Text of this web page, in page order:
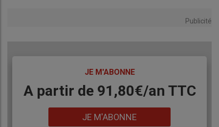
Publicité
JE M'ABONNE
Body
A partir de 91,80€/an​ TTC
JE M'ABONNE